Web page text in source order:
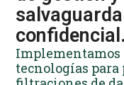
confidencial.
Implementamos
tecnologías